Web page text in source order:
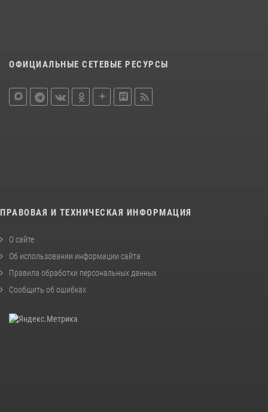
ОФИЦИАЛЬНЫЕ СЕТЕВЫЕ РЕСУРСЫ
ПРАВОВАЯ И ТЕХНИЧЕСКАЯ ИНФОРМАЦИЯ
О сайте
Об использовании информации сайта
Правила обработки персональных данных
Сообщить об ошибках